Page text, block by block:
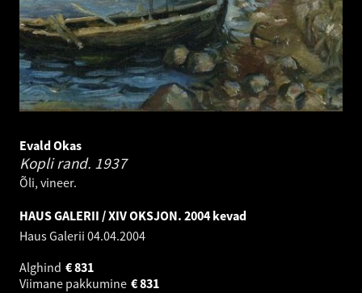
Evald Okas
Kopli rand. 1937
Õli, vineer.
HAUS GALERII / XIV OKSJON. 2004 kevad
Haus Galerii 04.04.2004
Alghind
831
€
Viimane pakkumine
831
€